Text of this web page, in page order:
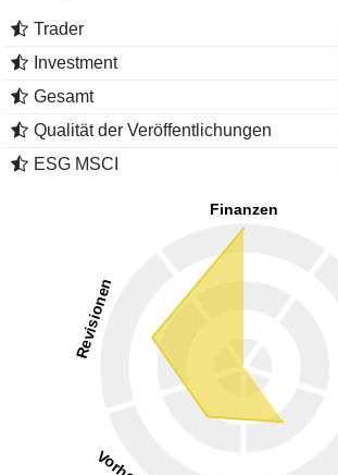
Trader
Investment
Gesamt
Qualität der Veröffentlichungen
ESG MSCI